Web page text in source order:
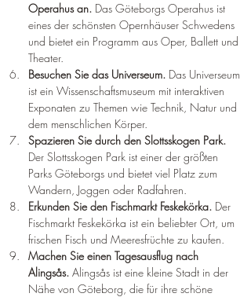
Operahus an. Das Göteborgs Operahus ist
eines der schönsten Opernhäuser Schwedens
und bietet ein Programm aus Oper, Ballett und
Theater.
Besuchen Sie das Universeum. Das Universeum
ist ein Wissenschaftsmuseum mit interaktiven
Exponaten zu Themen wie Technik, Natur und
dem menschlichen Körper.
Spazieren Sie durch den Slottsskogen Park.
Der Slottsskogen Park ist einer der größten
Parks Göteborgs und bietet viel Platz zum
Wandern, Joggen oder Radfahren.
Erkunden Sie den Fischmarkt Feskekörka. Der
Fischmarkt Feskekörka ist ein beliebter Ort, um
frischen Fisch und Meeresfrüchte zu kaufen.
Machen Sie einen Tagesausflug nach
Alingsås. Alingsås ist eine kleine Stadt in der
Nähe von Göteborg, die für ihre schöne